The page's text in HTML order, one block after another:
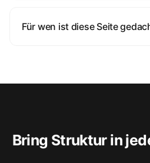
Für wen ist diese Seite
Bring Struktur in